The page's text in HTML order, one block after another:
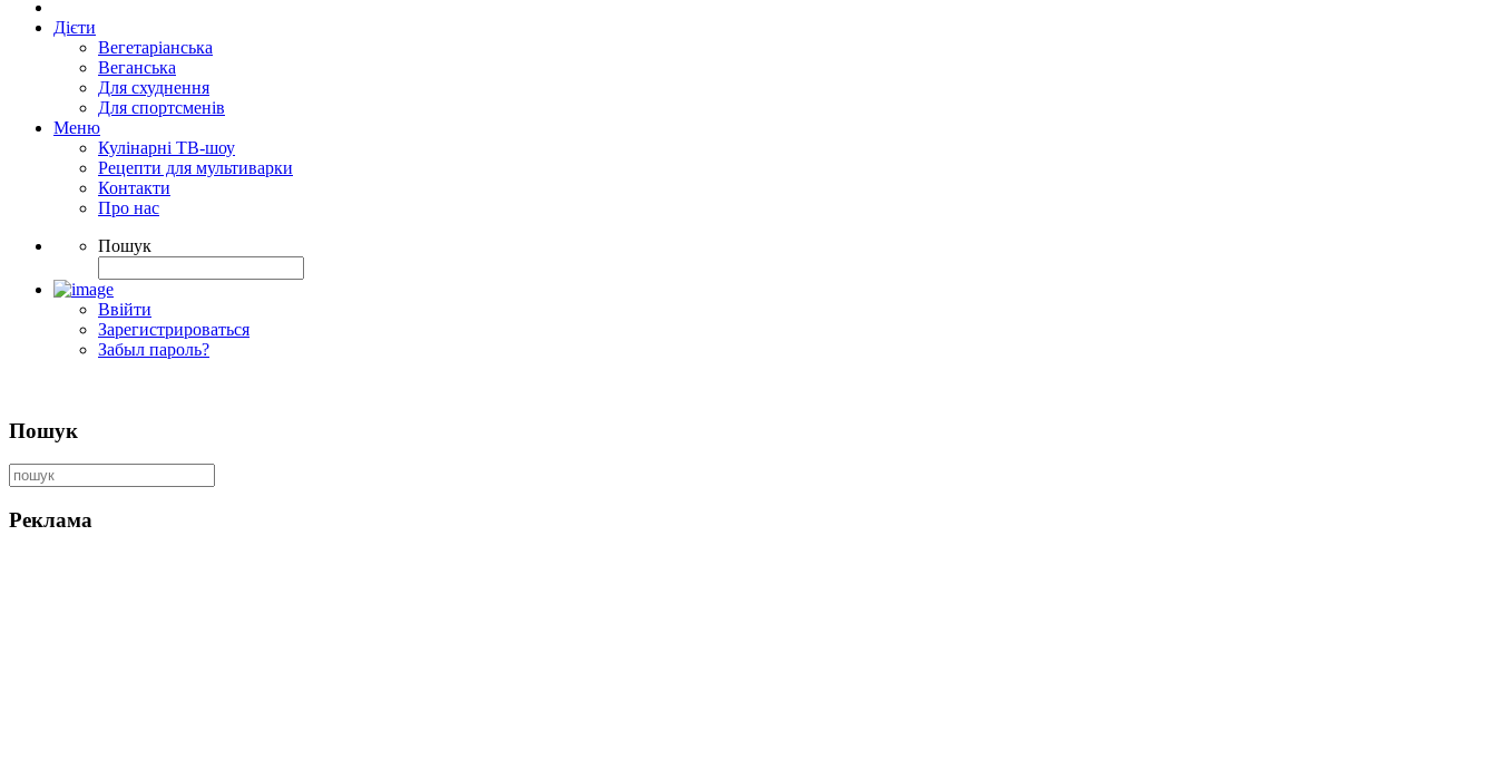
Дієти
Вегетаріанська
Веганська
Для схуднення
Для спортсменів
Меню
Кулінарні ТВ-шоу
Рецепти для мультиварки
Контакти
Про нас
Пошук
Ввійти
Зарегистрироваться
Забыл пароль?
Пошук
Реклама